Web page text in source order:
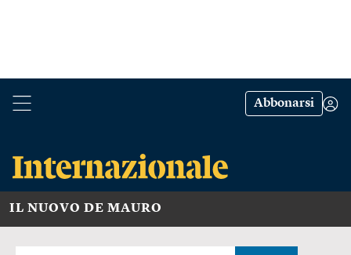
Abbonarsi
IL NUOVO DE MAURO